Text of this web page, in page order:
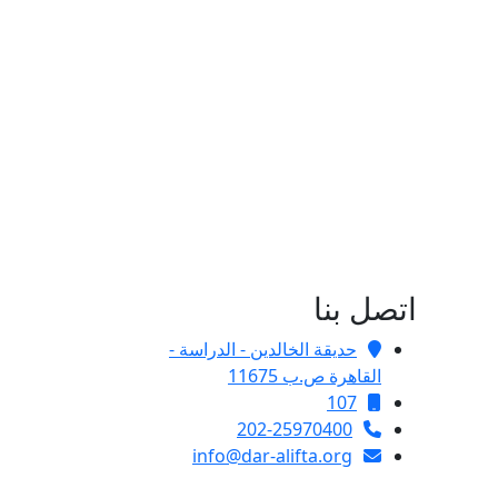
اتصل بنا
حديقة الخالدين - الدراسة -
القاهرة ص.ب 11675
107
202-25970400
info@dar-alifta.org